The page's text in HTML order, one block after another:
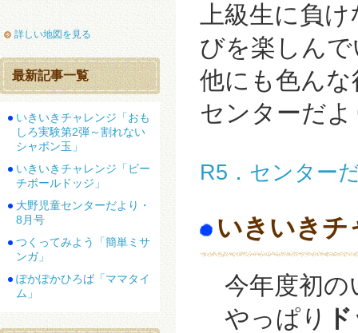
上級生に負
びを楽しん
他にも色ん
センターだ
R5．センター
いきいき
今年度初の
やっぱり
詳しい地図を見る
最新記事一覧
いきいきチャレンジ「おも
しろ実験第2弾～割れない
シャボン玉」
いきいきチャレンジ「ビー
チボールドッジ」
大野児童センターだより・
8月号
つくってみよう「簡単ミサ
ンガ」
ぽかぽかひろば「ママタイ
ム」